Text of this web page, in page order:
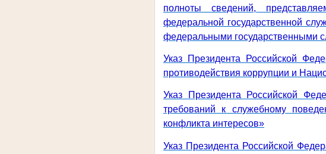
полноты сведений,
федеральной государственной
федеральными государственными
Указ Президента Российской
противодействия коррупции и
Указ Президента Российской
требований к служебному
конфликта интересов»
Указ Президента Российской